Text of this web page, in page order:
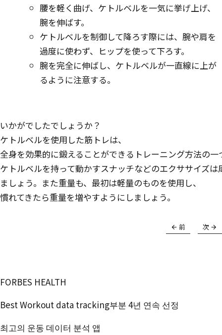
腰を軽く曲げ、ケトルベルを一気に挙げ上げ、
腕を伸ばす。
ケトルベルを制御して降ろす際には、腕や肩を
過度に使わず、ヒップを使って下ろす。
腕を完全に伸ばし、ケトルベルが一直線に上が
るように注意する。
いかがでしたでしょうか？
ケトルベルを使用した筋トレは、
全身を効果的に鍛えることができるトレーニング方法の一
ケトルベルを持って動かすスナッチなどのエクササイズ
ましょう。また重量も、最初は軽量のものを使用し、
慣れてきたら重量を増やすようにしましょう。
前 次
FORBES HEALTH
Best Workout data tracking부분 4년 연속 선정
최고의 운동 데이터 분석 앱